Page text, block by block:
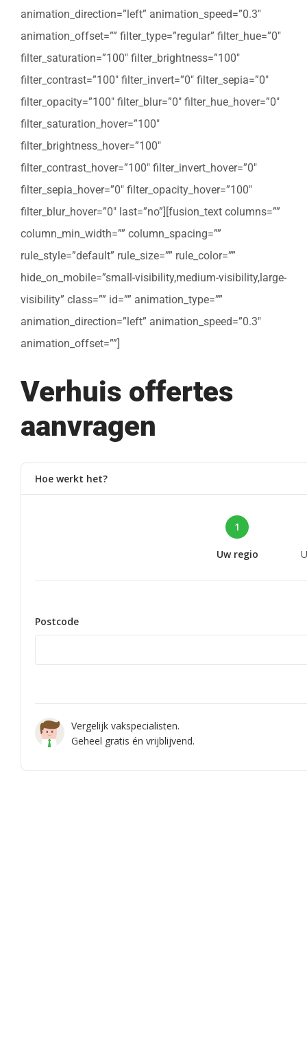
animation_direction=”left” animation_speed=”0.3″
animation_offset=”” filter_type=”regular” filter_hue=”0″
filter_saturation=”100″ filter_brightness=”100″
filter_contrast=”100″ filter_invert=”0″ filter_sepia=”0″
filter_opacity=”100″ filter_blur=”0″ filter_hue_hover=”0″
filter_saturation_hover=”100″
filter_brightness_hover=”100″
filter_contrast_hover=”100″ filter_invert_hover=”0″
filter_sepia_hover=”0″ filter_opacity_hover=”100″
filter_blur_hover=”0″ last=”no”][fusion_text columns=””
column_min_width=”” column_spacing=””
rule_style=”default” rule_size=”” rule_color=””
hide_on_mobile=”small-visibility,medium-visibility,large-
visibility” class=”” id=”” animation_type=””
animation_direction=”left” animation_speed=”0.3″
animation_offset=””]
Verhuis offertes
aanvragen